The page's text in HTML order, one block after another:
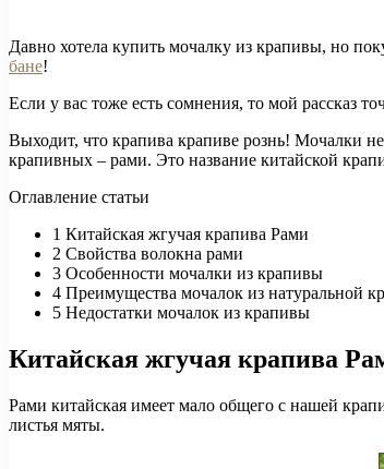
Давно хотела купить мочалку из крапивы, но
бане!
Если у вас тоже есть сомнения, то мой рассказ
Выходит, что крапива крапиве рознь! Мочалки
крапивных – рами. Это название китайской
Оглавление статьи
1 Китайская жгучая крапива Рами
2 Свойства волокна рами
3 Особенности мочалки из крапивы
4 Преимущества мочалок из натуральной
5 Недостатки мочалок из крапивы
Китайская жгучая крапива
Рами китайская имеет мало общего с нашей
листья мяты.